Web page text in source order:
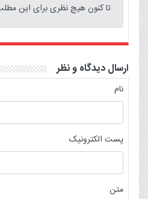
تا کنون هیچ نظری برای این
ارسال دیدگاه و نظر
نام
پست الکترونیک
متن